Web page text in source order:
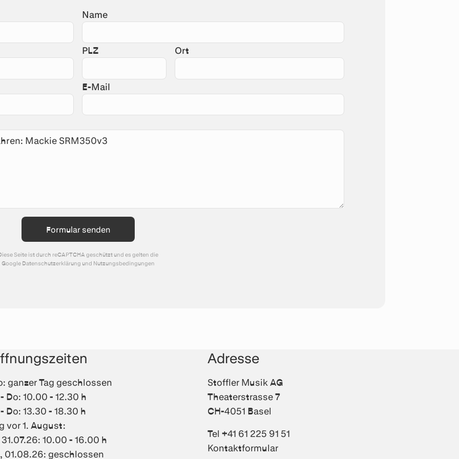
Name
PLZ Ort
E-Mail
Formular senden
Seite ist durch reCAPTCHA geschützt und es gelten die
Google Datenschutzerklärung und Nutzungsbedingungen
ganzer Tag geschlossen
Do: 10.00 - 12.30 h
Do: 13.30 - 18.30 h
vor 1. August:
31.07.26: 10.00 - 16.00 h
01.08.26: geschlossen
Adresse
Stoffler Musik AG
Theaterstrasse 7
CH-4051 Basel
Tel +41 61 225 91 51
Kontaktformular